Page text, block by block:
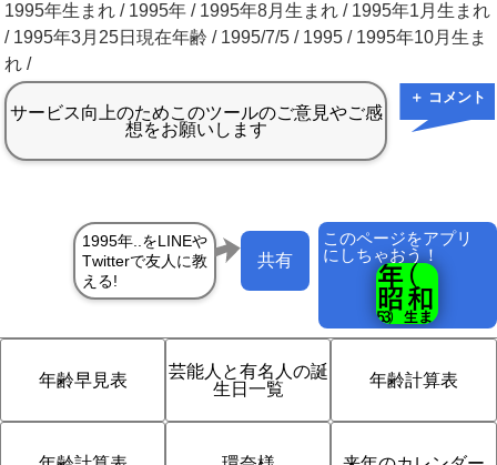
1995年生まれ / 1995年 / 1995年8月生まれ / 1995年1月生まれ
/ 1995年3月25日現在年齢 / 1995/7/5 / 1995 / 1995年10月生ま
れ /
＋ コメント
このページをアプリ
にしちゃおう！
共有
年齢早見表
芸能人と有名人の誕
生日一覧
年齢計算表